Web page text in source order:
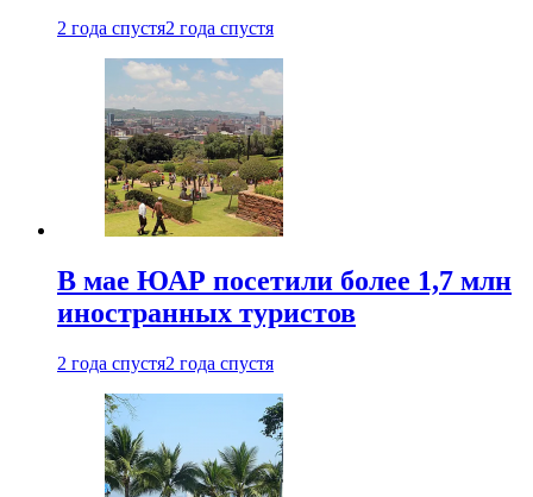
2 года спустя2 года спустя
В мае ЮАР посетили более 1,7 млн
иностранных туристов
2 года спустя2 года спустя